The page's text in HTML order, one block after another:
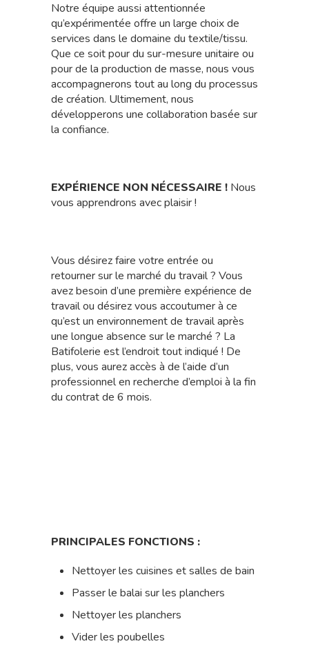
Notre équipe aussi attentionnée
qu’expérimentée offre un large choix de
services dans le domaine du textile/tissu.
Que ce soit pour du sur-mesure unitaire ou
pour de la production de masse, nous vous
accompagnerons tout au long du processus
de création. Ultimement, nous
développerons une collaboration basée sur
la confiance.
EXPÉRIENCE NON NÉCESSAIRE ! Nous
vous apprendrons avec plaisir !
Vous désirez faire votre entrée ou
retourner sur le marché du travail ? Vous
avez besoin d’une première expérience de
travail ou désirez vous accoutumer à ce
qu’est un environnement de travail après
une longue absence sur le marché ? La
Batifolerie est l’endroit tout indiqué ! De
plus, vous aurez accès à de l’aide d’un
professionnel en recherche d’emploi à la fin
du contrat de 6 mois.
PRINCIPALES FONCTIONS :
Nettoyer les cuisines et salles de bain
Passer le balai sur les planchers
Nettoyer les planchers
Vider les poubelles